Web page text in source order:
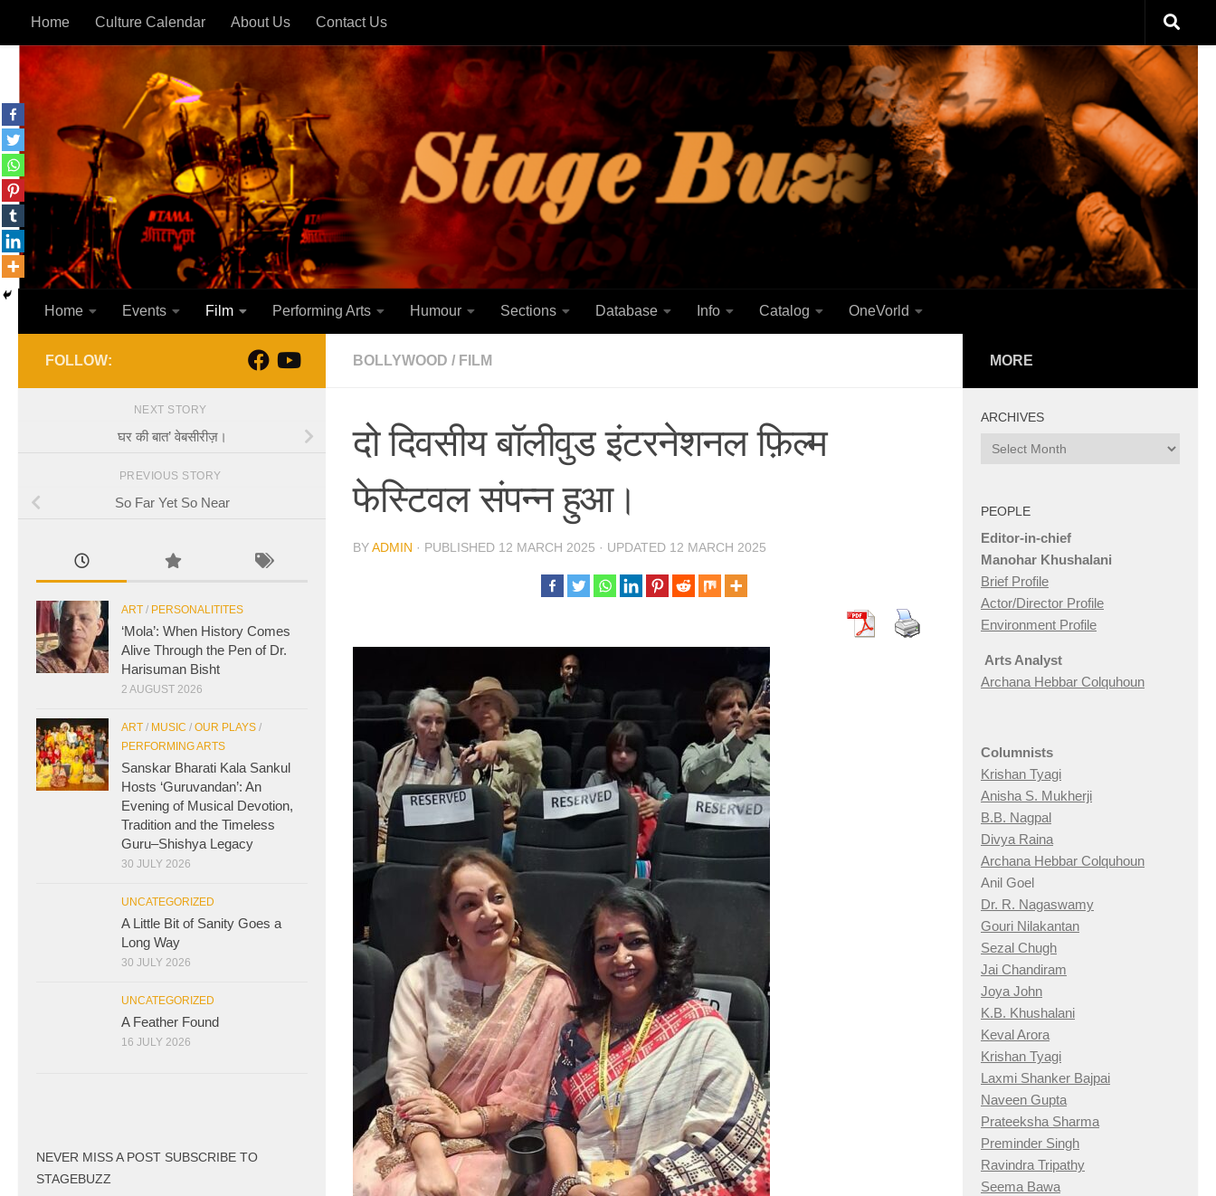
Skip to content
Home Culture Calendar About Us Contact Us
Home Events Film Performing Arts Humour Sections Database Info Catalog OneVorld
BOLLYWOOD / FILM
दो दिवसीय बॉलीवुड इंटरनेशनल फ़िल्म
फेस्टिवल संपन्न हुआ।
BYADMIN · PUBLISHED 12 MARCH 2025 · UPDATED 12 MARCH 2025
FOLLOW:
NEXT STORY
घर की बात’ वेबसीरीज़।
PREVIOUS STORY
So Far Yet So Near
ART / PERSONALITITES
‘Mola’: When History Comes
Alive Through the Pen of Dr.
Harisuman Bisht
2 AUGUST 2026
ART / MUSIC / OUR PLAYS /
PERFORMING ARTS
Sanskar Bharati Kala Sankul
Hosts ‘Guruvandan’: An
Evening of Musical Devotion,
Tradition and the Timeless
Guru–Shishya Legacy
30 JULY 2026
UNCATEGORIZED
A Little Bit of Sanity Goes a
Long Way
30 JULY 2026
UNCATEGORIZED
A Feather Found
16 JULY 2026
NEVER MISS A POST SUBSCRIBE TO
STAGEBUZZ
MORE
ARCHIVES
Archives
PEOPLE
Editor-in-chief
Manohar Khushalani
Brief Profile
Actor/Director Profile
Environment Profile
Arts Analyst
Archana Hebbar Colquhoun
Columnists
Krishan Tyagi
Anisha S. Mukherji
B.B. Nagpal
Divya Raina
Archana Hebbar Colquhoun
Anil Goel
Dr. R. Nagaswamy
Gouri Nilakantan
Sezal Chugh
Jai Chandiram
Joya John
K.B. Khushalani
Keval Arora
Krishan Tyagi
Laxmi Shanker Bajpai
Naveen Gupta
Prateeksha Sharma
Preminder Singh
Ravindra Tripathy
Seema Bawa